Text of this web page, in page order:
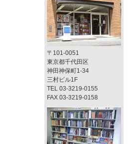
〒101-0051
東京都千代田区
神田神保町1-34
三村ビル1F
TEL 03-3219-0155
FAX 03-3219-0158